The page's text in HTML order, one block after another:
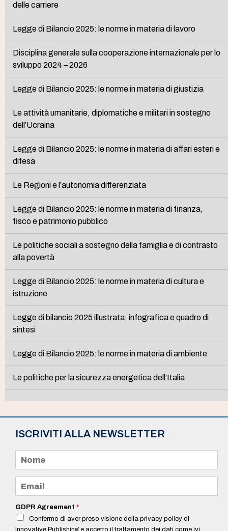
delle carriere
Legge di Bilancio 2025: le norme in materia di lavoro
Disciplina generale sulla cooperazione internazionale per lo
sviluppo 2024 – 2026
Legge di Bilancio 2025: le norme in materia di giustizia
Le attività umanitarie, diplomatiche e militari in sostegno
dell’Ucraina
Legge di Bilancio 2025: le norme in materia di affari esteri e
difesa
Le Regioni e l’autonomia differenziata
Legge di Bilancio 2025: le norme in materia di finanza,
fisco e patrimonio pubblico
Le politiche sociali a sostegno della famiglia e di contrasto
alla povertà
Legge di Bilancio 2025: le norme in materia di cultura e
istruzione
Legge di bilancio 2025 illustrata: infografica e quadro di
sintesi
Legge di Bilancio 2025: le norme in materia di ambiente
Le politiche per la sicurezza energetica dell’Italia
ISCRIVITI ALLA NEWSLETTER
m
e
a
i
*
GDPR Agreement *
Confermo di aver preso visione della privacy policy di
Innovative Publishing e accetto il trattamento dei dati come ivi